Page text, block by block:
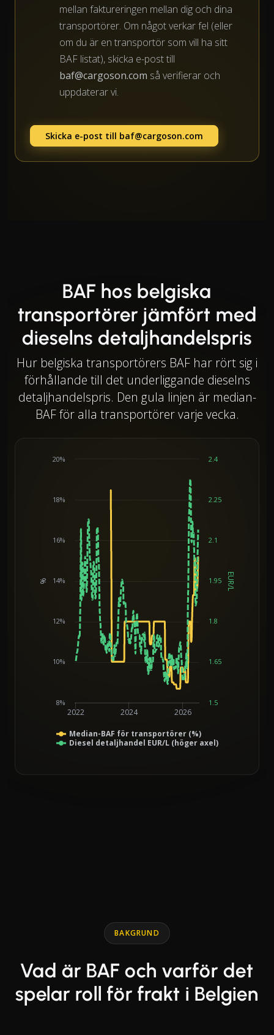
mellan faktureringen mellan dig och dina
transportörer. Om något verkar fel (eller
om du är en transportör som vill ha sitt
BAF listat), skicka e-post till
baf@cargoson.com så verifierar och
uppdaterar vi.
Skicka e-post till baf@cargoson.com
BAF hos belgiska
transportörer jämfört med
dieselns detaljhandelspris
Hur belgiska transportörers BAF har rört sig i
förhållande till det underliggande dieselns
detaljhandelspris. Den gula linjen är median-
BAF för alla transportörer varje vecka.
Line chart with 2 lines.
% EUR/L
Median-BAF för transportörer (%)
Diesel detaljhandel EUR/L (höger axel)
2022 2024 2026
8%
10%
12%
14%
16%
18%
20%
1.5
1.65
1.8
1.95
2.1
2.25
2.4
BAKGRUND
Vad är BAF och varför det
spelar roll för frakt i Belgien